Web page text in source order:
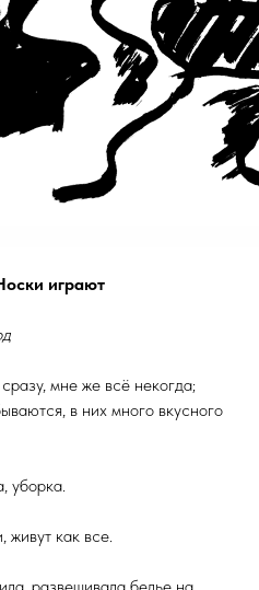
играют
мне же всё некогда;
в них много вкусного
уборка.
живут как все.